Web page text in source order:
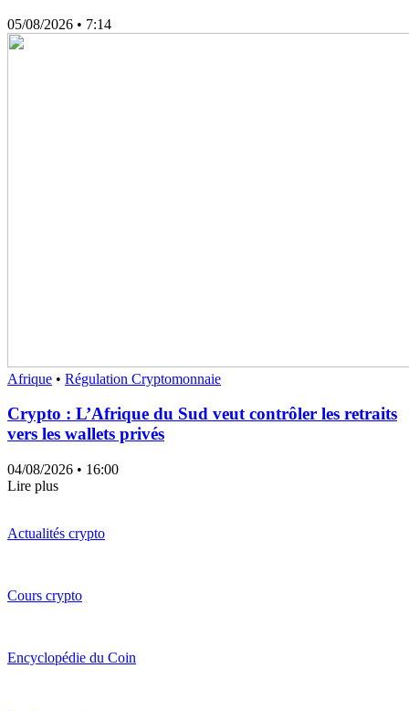
05/08/2026 • 7:14
Afrique • Régulation Cryptomonnaie
Crypto : L’Afrique du Sud veut contrôler les retraits
vers les wallets privés
04/08/2026 • 16:00
Lire plus
Actualités crypto
Cours crypto
Encyclopédie du Coin